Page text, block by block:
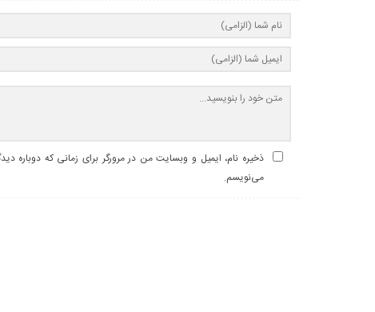
ذخیره نام، ایمیل و وبسایت من در مرورگر برای زمانی که دوباره
می‌نویسم.